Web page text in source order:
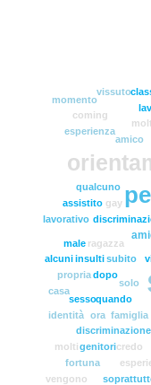
famiglia
solo
subito
discriminazione
quando
ragazza
amico
dopo
qualcuno
gay
credo
esperienza
genitori
insulti
ora
assistito
coming
fortuna
propria
sesso
identità
lavorativo
male
molti
momento
vengono
vissuto
alcuni
casa